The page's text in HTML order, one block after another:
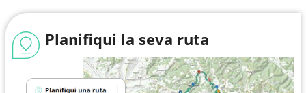
Planifiqui la seva ruta